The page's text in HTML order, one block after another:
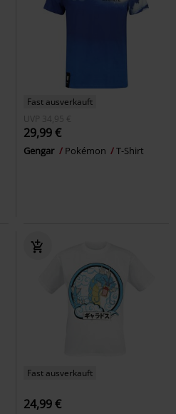
Fast ausverkauft
UVP
34,95 €
29,99 €
Gengar Pokémon T-Shirt
Fast ausverkauft
24,99 €